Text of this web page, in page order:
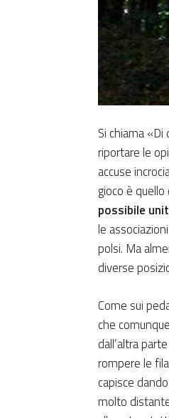
Si chiama
riportare le
accuse
gioco è quello
possibile
le
polsi. Ma
diverse
Come sui
che
dall’altra parte
rompere le
capisce
molto